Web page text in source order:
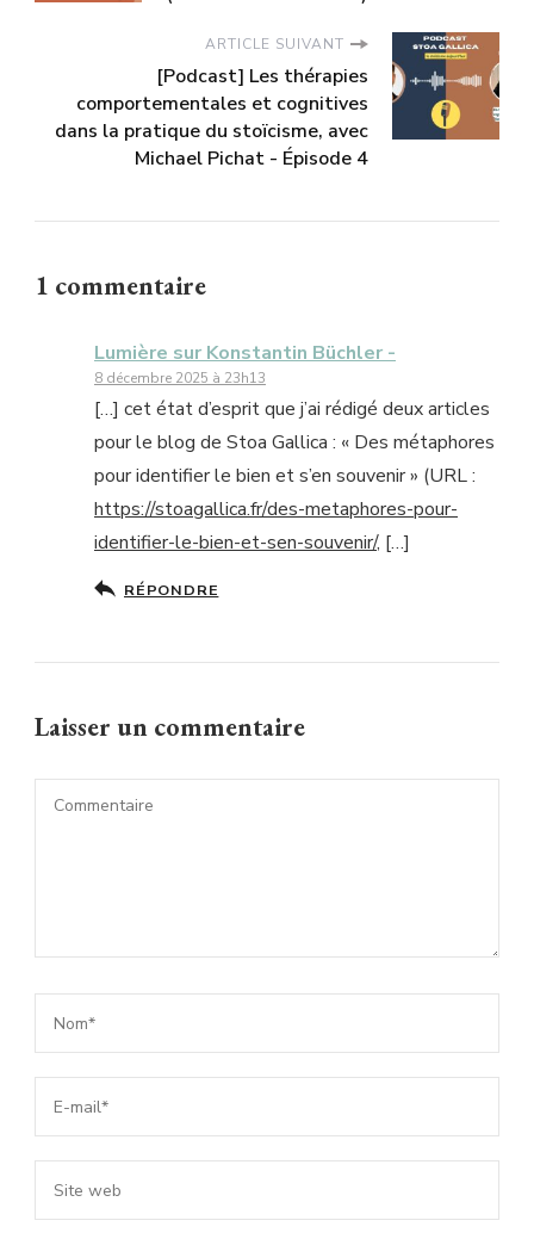
ARTICLE SUIVANT
[Podcast] Les thérapies
comportementales et cognitives
dans la pratique du stoïcisme, avec
Michael Pichat - Épisode 4
1 commentaire
Lumière sur Konstantin Büchler -
8 décembre 2025 à 23h13
[…] cet état d’esprit que j’ai rédigé deux articles
pour le blog de Stoa Gallica : « Des métaphores
pour identifier le bien et s’en souvenir » (URL :
https://stoagallica.fr/des-metaphores-pour-
identifier-le-bien-et-sen-souvenir/, […]
RÉPONDRE
Laisser un commentaire